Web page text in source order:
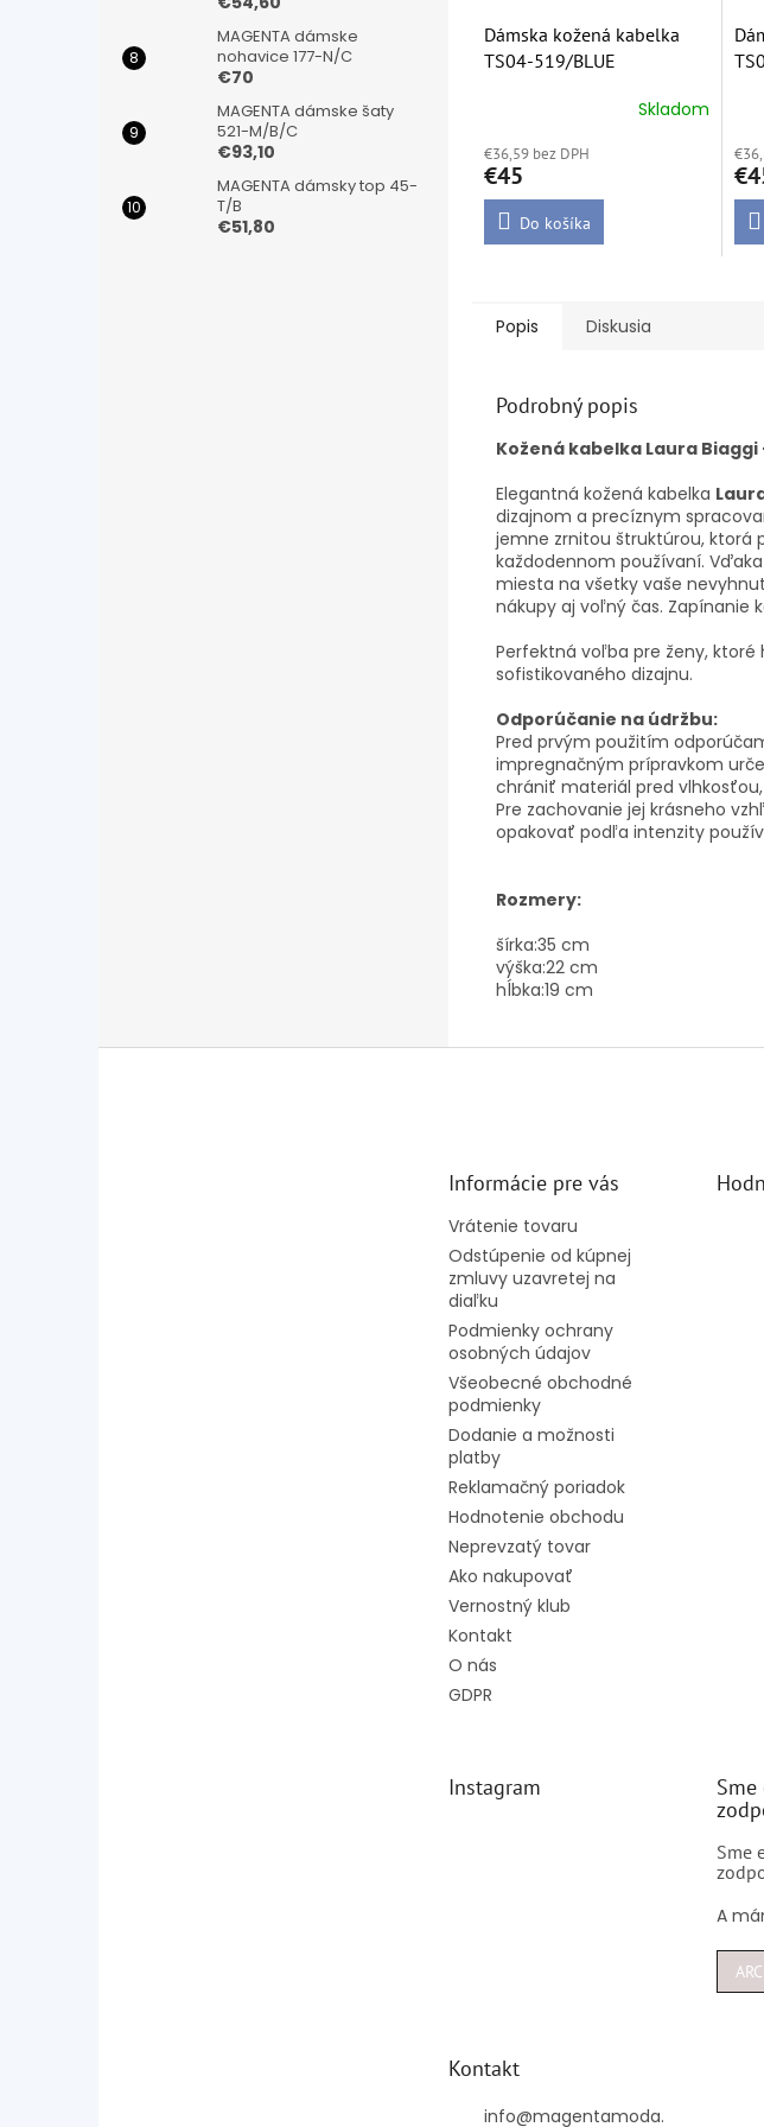
MAGENTA dámske
nohavice 177-N/C
€70
MAGENTA dámske šaty
521-M/B/C
€93,10
MAGENTA dámsky top 45-
T/B
€51,80
Dámska kožená kabelka
TS04-519/BLUE
produktu
je
5,0
5
Skladom
€36,59 bez DPH
€45
Do košíka
je
5,0
5
Popis Diskusia
Podrobný popis
Kožená kabelka Laura
Elegantná kožená kabelka
dizajnom a precíznym
jemne zrnitou štruktúrou, ktorá
každodennom používaní.
miesta na všetky vaše
nákupy aj voľný čas. Zapínanie
Perfektná voľba pre ženy,
sofistikovaného dizajnu.
Odporúčanie na údržbu:
Pred prvým použitím
impregnačným prípravkom
chrániť materiál pred
Pre zachovanie jej krásneho
opakovať podľa intenzity
Rozmery:
šírka:35 cm
výška:22 cm
hĺbka:19 cm
Informácie pre vás
Vrátenie tovaru
Odstúpenie od kúpnej
zmluvy uzavretej na
diaľku
Podmienky ochrany
osobných údajov
Všeobecné obchodné
podmienky
Dodanie a možnosti
platby
Reklamačný poriadok
Hodnotenie obchodu
Neprevzatý tovar
Ako nakupovať
Vernostný klub
Kontakt
O nás
GDPR
Instagram
Sme
A
Kontakt
info@magentamoda.